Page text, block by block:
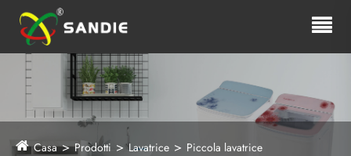
Casa Prodotti Lavatrice Piccola lavatrice